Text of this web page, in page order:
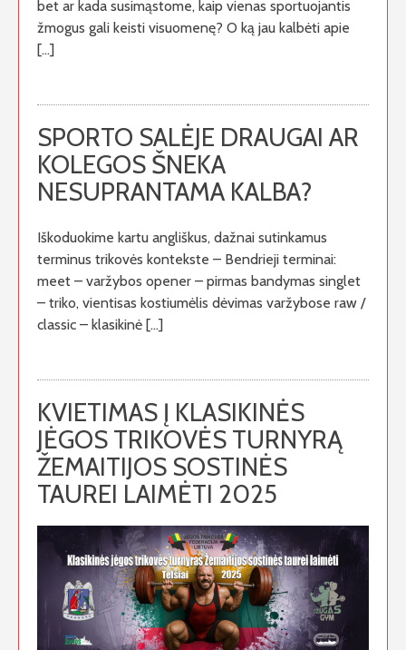
bet ar kada susimąstome, kaip vienas sportuojantis
žmogus gali keisti visuomenę? O ką jau kalbėti apie
[…]
SPORTO SALĖJE DRAUGAI AR
KOLEGOS ŠNEKA
NESUPRANTAMA KALBA?
Iškoduokime kartu angliškus, dažnai sutinkamus
terminus trikovės kontekste – Bendrieji terminai:
meet – varžybos opener – pirmas bandymas singlet
– triko, vientisas kostiumėlis dėvimas varžybose raw /
classic – klasikinė […]
KVIETIMAS Į KLASIKINĖS
JĖGOS TRIKOVĖS TURNYRĄ
ŽEMAITIJOS SOSTINĖS
TAUREI LAIMĖTI 2025